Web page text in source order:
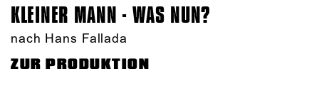
KLEINER MANN - WAS NUN?
nach Hans Fallada
ZUR PRODUKTION